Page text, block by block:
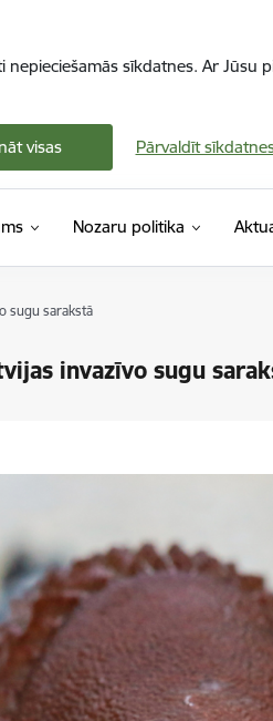
sīkdatnes. Ar
visas Pārvaldīt
Nozaru politika
sugu sarakstā
invazīvo sugu